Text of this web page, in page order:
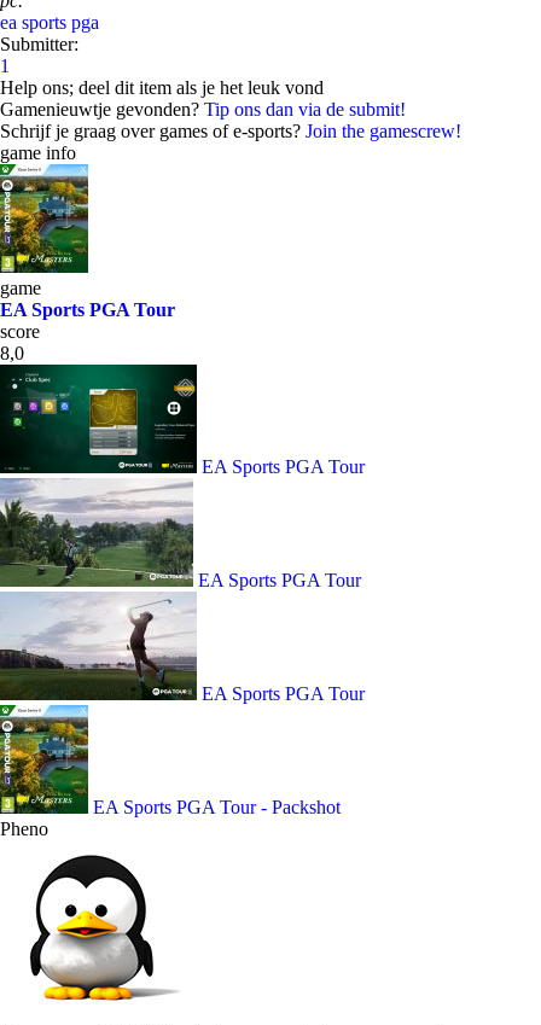
ea sports pga
Submitter:
1
Help ons; deel dit item als je het leuk vond
Gamenieuwtje gevonden? Tip ons dan via de submit!
Schrijf je graag over games of e-sports? Join the gamescrew!
game info
game
EA Sports PGA Tour
score
8,0
EA Sports PGA Tour
EA Sports PGA Tour
EA Sports PGA Tour
EA Sports PGA Tour - Packshot
Pheno